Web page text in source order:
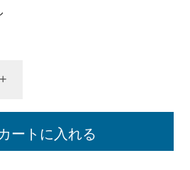
+
ートに入れる